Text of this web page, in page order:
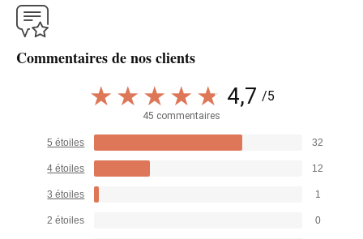
Commentaires de nos clients
4,7 /5
45 commentaires
5 étoiles 32
4 étoiles 12
3 étoiles 1
2 étoiles 0